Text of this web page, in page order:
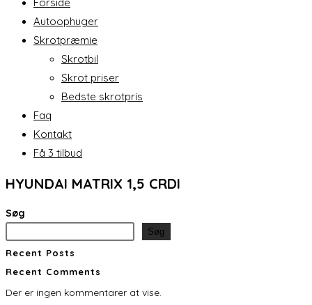
Autoophuger
Skrotpræmie
Skrotbil
Skrot priser
Bedste skrotpris
Faq
Kontakt
Få 3 tilbud
HYUNDAI MATRIX 1,5 CRDI
Søg
Søg
Recent Posts
Recent Comments
Der er ingen kommentarer at vise.